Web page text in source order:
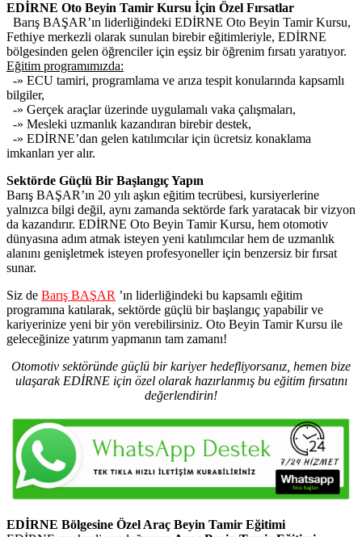
EDİRNE Oto Beyin Tamir Kursu İçin Özel Fırsatlar
Barış BAŞAR’ın liderliğindeki EDİRNE Oto Beyin Tamir Kursu,
Fethiye merkezli olarak sunulan birebir eğitimleriyle, EDİRNE
bölgesinden gelen öğrenciler için eşsiz bir öğrenim fırsatı yaratıyor.
Eğitim programımızda:
-» ECU tamiri, programlama ve arıza tespit konularında kapsamlı
bilgiler,
-» Gerçek araçlar üzerinde uygulamalı vaka çalışmaları,
-» Mesleki uzmanlık kazandıran birebir destek,
-» EDİRNE’dan gelen katılımcılar için ücretsiz konaklama
imkanları yer alır.
Sektörde Güçlü Bir Başlangıç Yapın
Barış BAŞAR’ın 20 yılı aşkın eğitim tecrübesi, kursiyerlerine
yalnızca bilgi değil, aynı zamanda sektörde fark yaratacak bir vizyon
da kazandırır. EDİRNE Oto Beyin Tamir Kursu, hem otomotiv
dünyasına adım atmak isteyen yeni katılımcılar hem de uzmanlık
alanını genişletmek isteyen profesyoneller için benzersiz bir fırsat
sunar.
Siz de Barış BAŞAR ’ın liderliğindeki bu kapsamlı eğitim
programına katılarak, sektörde güçlü bir başlangıç yapabilir ve
kariyerinize yeni bir yön verebilirsiniz. Oto Beyin Tamir Kursu ile
geleceğinize yatırım yapmanın tam zamanı!
Otomotiv sektöründe güçlü bir kariyer hedefliyorsanız, hemen bize
ulaşarak EDİRNE için özel olarak hazırlanmış bu eğitim fırsatını
değerlendirin!
EDİRNE Bölgesine Özel Araç Beyin Tamir Eğitimi